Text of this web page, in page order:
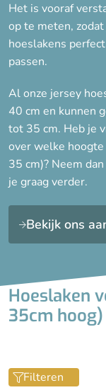
Het is vooraf
op te meten,
hoeslakens
passen.
Al onze jersey
40 cm en kunnen
tot 35 cm. Heb je
over welke
35 cm)? Neem
je graag verder.
Bekijk ons
Hoeslaken
35cm hoog)
Filteren
210 cm
220 cm
Dubbel
Katoen